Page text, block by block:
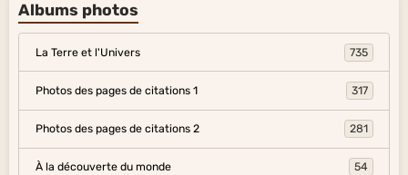
Albums photos
La Terre et l'Univers 735
Photos des pages de citations 1 317
Photos des pages de citations 2 281
À la découverte du monde 54